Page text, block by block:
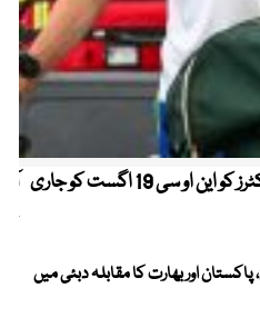
کیریبین پریمیئر لیگ ، قومی کرکٹرز کو این او سی 19 اگست کو جاری
ویمنز ایشیا کپ 2026، پاکستان اور بھارت کا مقابلہ دبئی میں